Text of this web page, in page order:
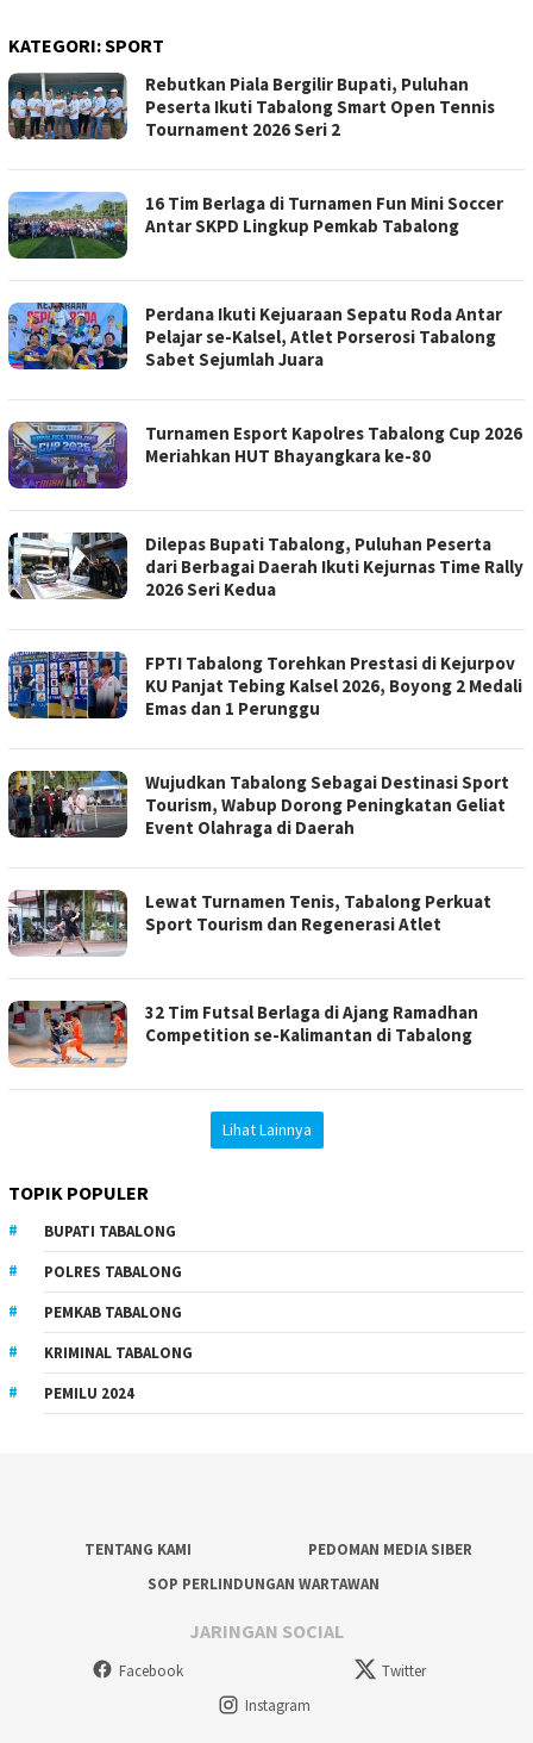
KATEGORI:SPORT
Rebutkan Piala Bergilir Bupati, Puluhan
Peserta Ikuti Tabalong Smart Open Tennis
Tournament 2026 Seri 2
16 Tim Berlaga di Turnamen Fun Mini Soccer
Antar SKPD Lingkup Pemkab Tabalong
Perdana Ikuti Kejuaraan Sepatu Roda Antar
Pelajar se-Kalsel, Atlet Porserosi Tabalong
Sabet Sejumlah Juara
Turnamen Esport Kapolres Tabalong Cup 2026
Meriahkan HUT Bhayangkara ke-80
Dilepas Bupati Tabalong, Puluhan Peserta
dari Berbagai Daerah Ikuti Kejurnas Time Rally
2026 Seri Kedua
FPTI Tabalong Torehkan Prestasi di Kejurpov
KU Panjat Tebing Kalsel 2026, Boyong 2 Medali
Emas dan 1 Perunggu
Wujudkan Tabalong Sebagai Destinasi Sport
Tourism, Wabup Dorong Peningkatan Geliat
Event Olahraga di Daerah
Lewat Turnamen Tenis, Tabalong Perkuat
Sport Tourism dan Regenerasi Atlet
32 Tim Futsal Berlaga di Ajang Ramadhan
Competition se-Kalimantan di Tabalong
Lihat Lainnya
TOPIK POPULER
BUPATI TABALONG
POLRES TABALONG
PEMKAB TABALONG
KRIMINAL TABALONG
PEMILU 2024
TENTANG KAMI
PEDOMAN MEDIA SIBER
SOP PERLINDUNGAN WARTAWAN
JARINGAN SOCIAL
Facebook
Twitter
Instagram